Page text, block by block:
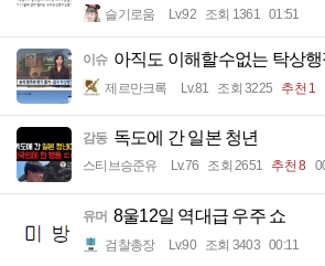
슬기로움 Lv.92 조회 1361 01:51
이슈 아직도 이해할수없는 탁상행
제르만크록 Lv.81 조회 3225 추천 1
감동 독도에 간 일본 청년
스티브승준유 Lv.76 조회 2651 추천 8
유머 8울12일 역대급 우주 쇼
검찰총장 Lv.90 조회 3403 00:11